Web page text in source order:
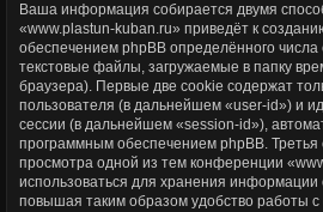
Ваша информация собирается двумя
«www.plastun-kuban.ru» приведёт к
обеспечением phpBB определённого
текстовые файлы, загружаемые в папку
браузера). Первые две cookie содержат
пользователя (в дальнейшем «user-id») и
сессии (в дальнейшем «session-id»),
программным обеспечением phpBB. Третья
просмотра одной из тем конференции
использоваться для хранения
повышая таким образом удобство работы